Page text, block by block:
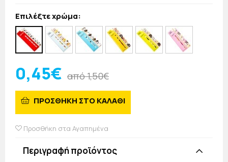
Επιλέξτε χρώμα:
0,45€ από 1,50€
ΠΡΟΣΘΗΚΗ ΣΤΟ ΚΑΛΑΘΙ
Προσθήκη στα Αγαπημένα
Περιγραφή προϊόντος